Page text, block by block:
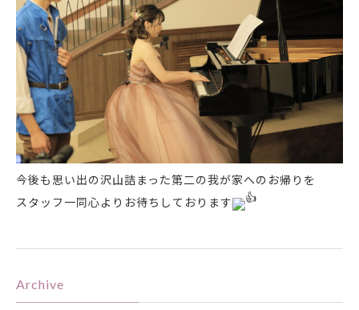
今後も思い出の沢山詰まった第二の我が家へのお帰りを
スタッフ一同心よりお待ちしております
Archive